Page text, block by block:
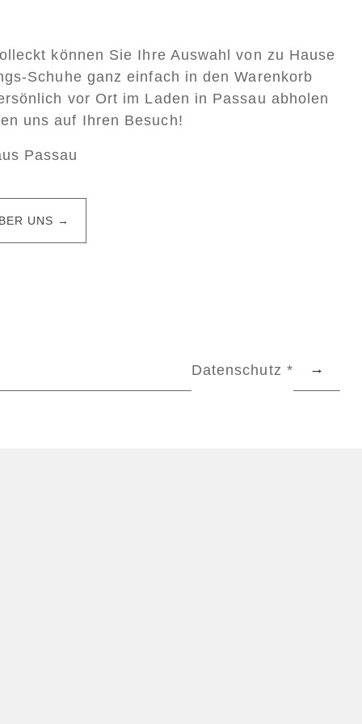
können Sie Ihre Auswahl von zu Hause
Schuhe ganz einfach in den Warenkorb
vor Ort im Laden in Passau abholen
uns auf Ihren Besuch!
Passau
UNS →
Datenschutz *